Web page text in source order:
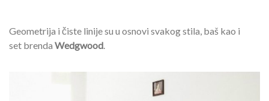
Geometrija i čiste linije su u osnovi svakog stila, baš kao i
set brenda Wedgwood.